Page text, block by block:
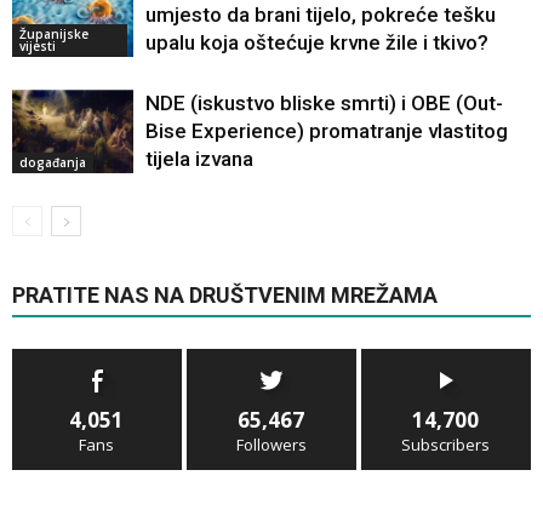
Županijske
vijesti
umjesto da brani tijelo, pokreće tešku
upalu koja oštećuje krvne žile i tkivo?
događanja
NDE (iskustvo bliske smrti) i OBE (Out-
Bise Experience) promatranje vlastitog
tijela izvana
PRATITE NAS NA DRUŠTVENIM MREŽAMA
4,051
Fans
65,467
Followers
14,700
Subscribers